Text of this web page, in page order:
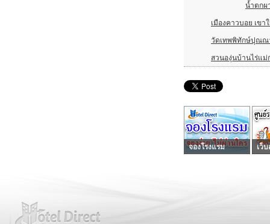
น้ำตกผ
เมืองคาวบอย เขา
วัดเทพพิทักษ์ปุณณ
สวนองุ่นบ้านไร่แม่
จองโรงแรม เว็